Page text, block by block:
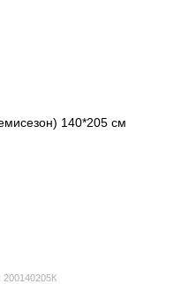
200140205К